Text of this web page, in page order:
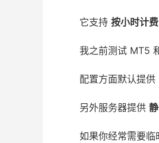
它支持 按小时计
我之前测试 MT5
配置方面默认提供
另外服务器提供
如果你经常需要临